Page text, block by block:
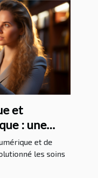
et
: une
et de
les soins